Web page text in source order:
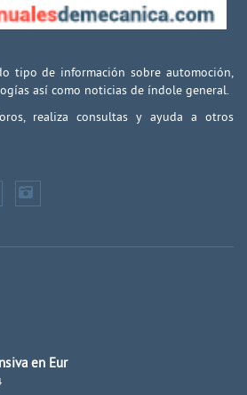
tipo de información sobre automoción,
así como noticias de índole general.
realiza consultas y ayuda a otros
en Eur